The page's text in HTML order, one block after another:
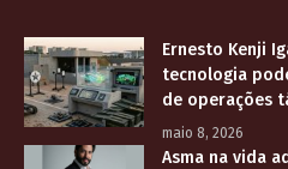
Ernesto Kenji
tecnologia
de operações
maio 8, 2026
Asma na vida